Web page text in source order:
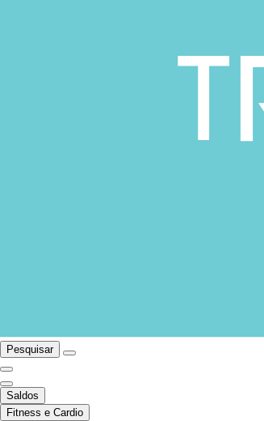
Pesquisar
Saldos
Fitness e Cardio